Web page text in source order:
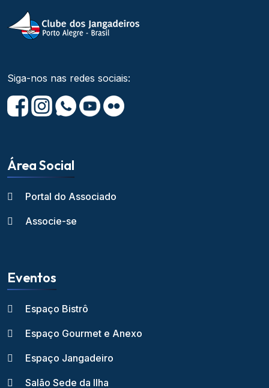
Siga-nos nas redes sociais:
Área Social
Portal do Associado
Associe-se
Eventos
Espaço Bistrô
Espaço Gourmet e Anexo
Espaço Jangadeiro
Salão Sede da Ilha